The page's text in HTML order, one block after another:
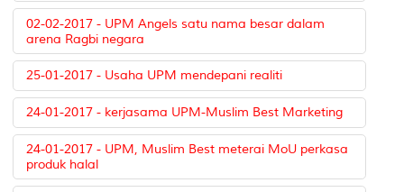
02-02-2017 - UPM Angels satu nama besar dalam
arena Ragbi negara
25-01-2017 - Usaha UPM mendepani realiti
24-01-2017 - kerjasama UPM-Muslim Best Marketing
24-01-2017 - UPM, Muslim Best meterai MoU perkasa
produk halal